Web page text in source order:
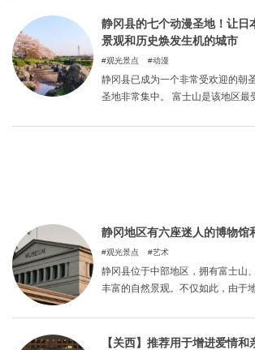
静冈县的七个动漫圣地！让日
景观和历史焕发生机的城市
观光景点 动漫
静冈县已成为一个非常受欢迎的朝
圣地非常集中。 富士山是该地区最
阔的场地也是关东地区的防御工事
静冈地区有六座迷人的博物馆
观光景点 艺术
静冈县位于中部地区，拥有富士山
丰富的自然景观。不仅如此，由于
间，该地区工业发达，人与人之间
力的六家博物馆和美术馆，您一定
【关西】推荐用于增进爱情